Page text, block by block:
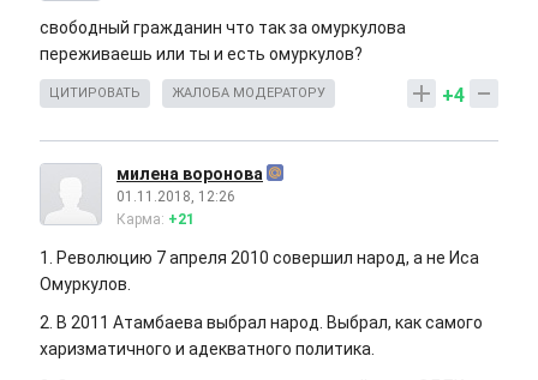
свободный гражданин что так за омуркулова
переживаешь или ты и есть омуркулов?
+4
ЦИТИРОВАТЬ ЖАЛОБА МОДЕРАТОРУ
милена воронова
01.11.2018, 12:26
Карма: +21
1. Революцию 7 апреля 2010 совершил народ, а не Иса
Омуркулов.
2. В 2011 Атамбаева выбрал народ. Выбрал, как самого
харизматичного и адекватного политика.